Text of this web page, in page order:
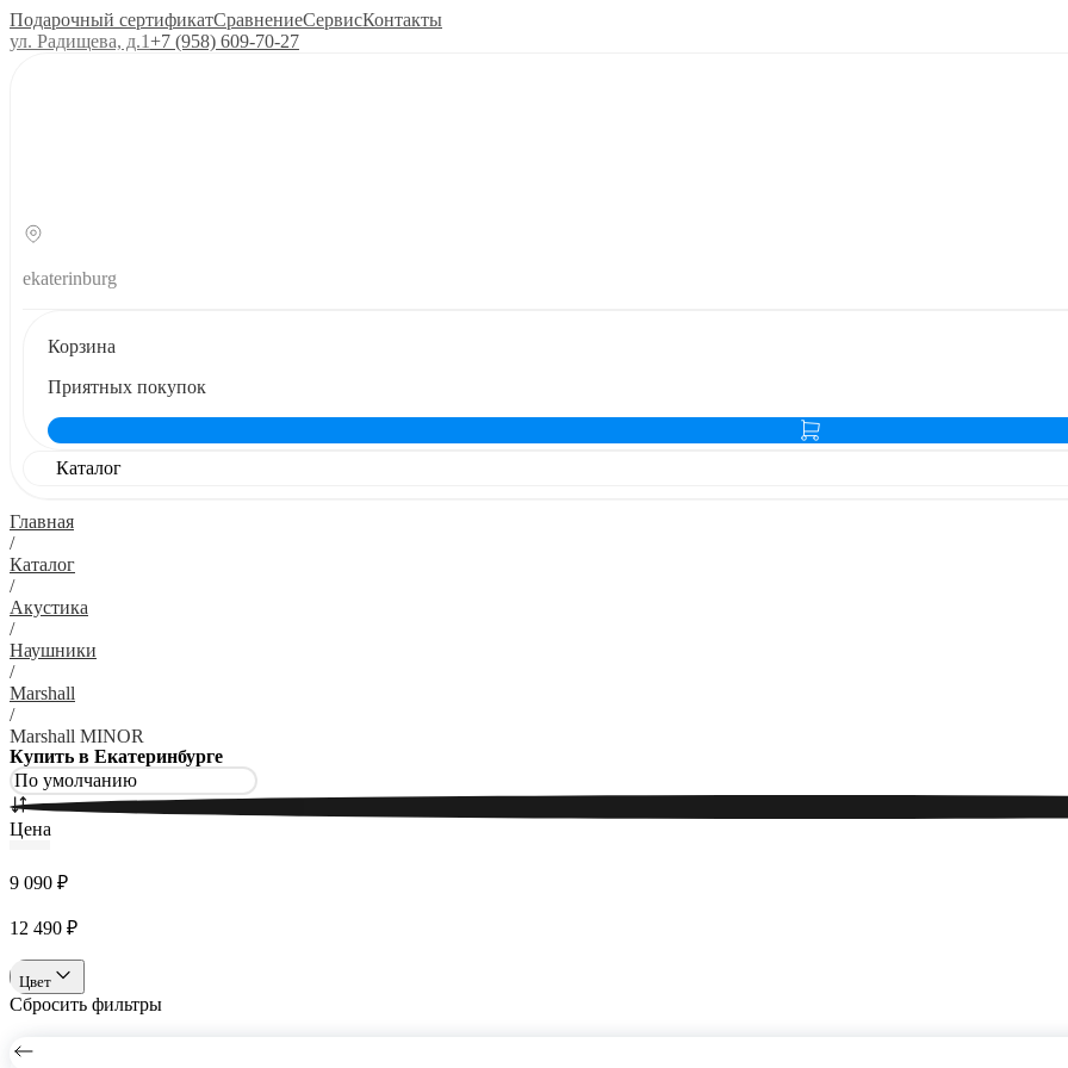
Подарочный сертификатСравнениеСервисКонтакты
ул. Радищева, д.1+7 (958) 609‑70‑27
ekaterinburg
Корзина
Приятных покупок
Каталог
Главная
/
Каталог
/
Акустика
/
Наушники
/
Marshall
/
Marshall MINOR
Купить в Екатеринбурге
Цена
9 090 ₽
12 490 ₽
Цвет
Сбросить фильтры